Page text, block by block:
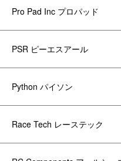
Pro Pad Inc プロパッド
PSR ピーエスアール
Python パイソン
Race Tech レーステック